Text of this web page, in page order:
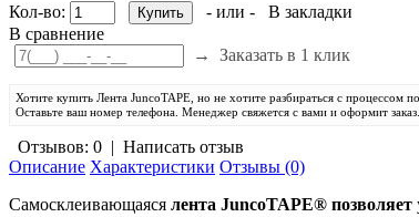
Кол-во: - или -
В закладки
В сравнение
→ Заказать в 1 клик
Хотите купить Лента JuncoTAPE, но не хотите разбираться с процессом
Оставьте ваш номер телефона. Менеджер свяжется с вами и оформит заказ.
Отзывов: 0 | Написать отзыв
Описание Характеристики Отзывы (0)
Самосклеивающаяся лента JuncoTAPE® позволяет